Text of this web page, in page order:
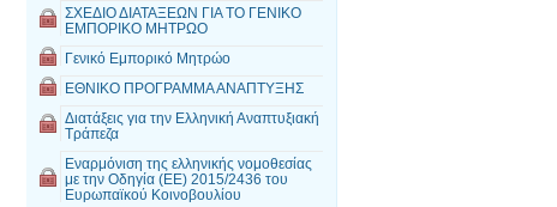
ΣΧΕΔΙΟ ΔΙΑΤΑΞΕΩΝ ΓΙΑ ΤΟ ΓΕΝΙΚΟ
ΕΜΠΟΡΙΚΟ ΜΗΤΡΩΟ
Γενικό Εμπορικό Μητρώο
ΕΘΝΙΚΟ ΠΡΟΓΡΑΜΜΑ ΑΝΑΠΤΥΞΗΣ
Διατάξεις για την Ελληνική Αναπτυξιακή
Τράπεζα
Εναρμόνιση της ελληνικής νομοθεσίας
με την Οδηγία (ΕΕ) 2015/2436 του
Ευρωπαϊκού Κοινοβουλίου